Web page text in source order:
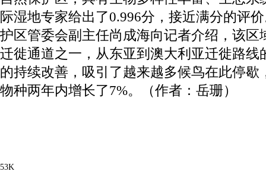
际湿地专家给出了0.996分，接近满分的评
护区管委会副主任尚成海向记者介绍，该区
迁徙通道之一，从东亚到澳大利亚迁徙路线
的持续改善，吸引了越来越多候鸟在此停歇
物种两年内增长了7%。（作者：岳珊）
53K